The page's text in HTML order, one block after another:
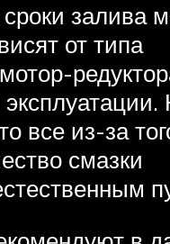
залива
от типа
эксплуатации.
все из-за
смазки